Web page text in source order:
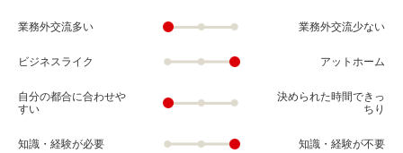
業務外交流多い 業務外交流少ない
ビジネスライク アットホーム
自分の都合に合わせや
すい
決められた時間できっ
ちり
知識・経験が必要 知識・経験が不要